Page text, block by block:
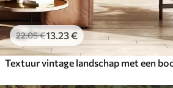
22.05€13 .23€